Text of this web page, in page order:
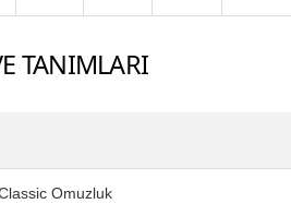
TANIMLARI
Omuzluk